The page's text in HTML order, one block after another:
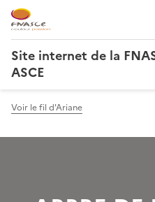
Site internet de la
ASCE
Voir le fil d'Ariane